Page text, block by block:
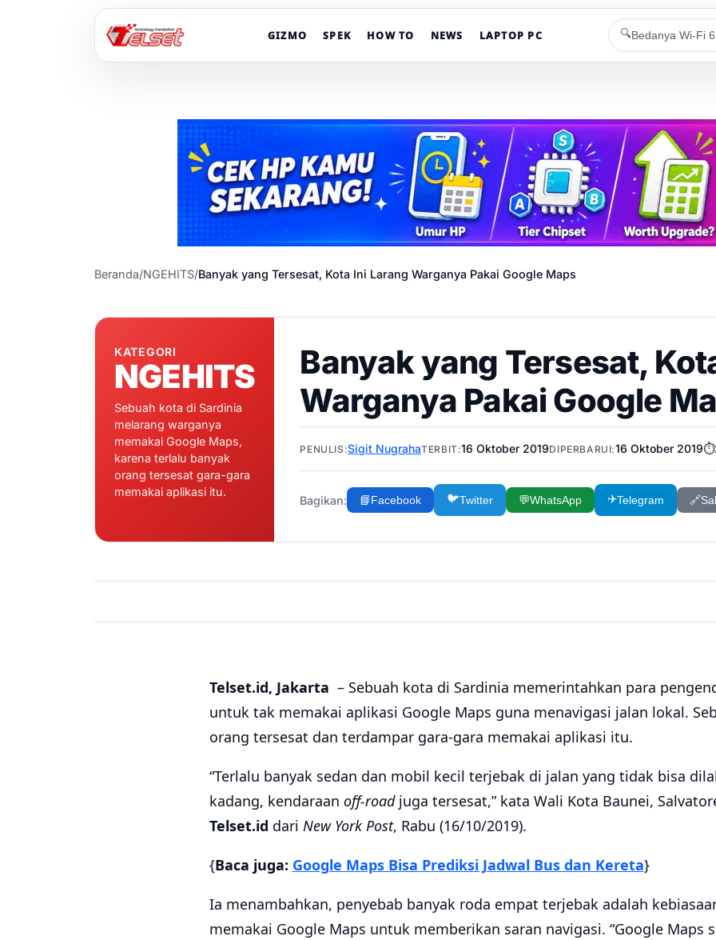
GIZMO SPEK HOW TO NEWS LAPTOP PC 🔍
Beranda/NGEHITS/Banyak yang Tersesat, Kota Ini Larang Warganya Pakai Google Maps
KATEGORI
NGEHITS
Sebuah kota di Sardinia
melarang warganya
memakai Google Maps,
karena terlalu banyak
orang tersesat gara-gara
memakai aplikasi itu.
Banyak yang Tersesat,
Warganya Pakai Google
PENULIS:Sigit NugrahaTERBIT:16 Oktober 2019DIPERBARUI:16 Oktober 2019⏱️
Bagikan: 📘Facebook 🐦Twitter 💬WhatsApp ✈️Telegram 🔗
Telset.id, Jakarta – Sebuah kota di Sardinia memerintahkan para
untuk tak memakai aplikasi Google Maps guna menavigasi jalan lokal.
orang tersesat dan terdampar gara-gara memakai aplikasi itu.
“Terlalu banyak sedan dan mobil kecil terjebak di jalan yang tidak bisa
kadang, kendaraan off-roadjuga tersesat,” kata Wali Kota Baunei,
Telset.id dari New York Post, Rabu (16/10/2019).
{Baca juga: Google Maps Bisa Prediksi Jadwal Bus dan Kereta}
Ia menambahkan, penyebab banyak roda empat terjebak adalah
memakai Google Maps untuk memberikan saran navigasi. “Google Maps